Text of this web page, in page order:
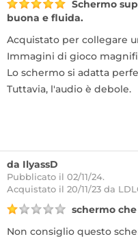
Schermo
buona e fluida.
Acquistato per collegare
Immagini di gioco
Lo schermo si adatta
Tuttavia, l'audio è debole.
da IlyassD
Pubblicato il 02/11/24.
Acquistato il 20/11/23 da
schermo
Non consiglio questo